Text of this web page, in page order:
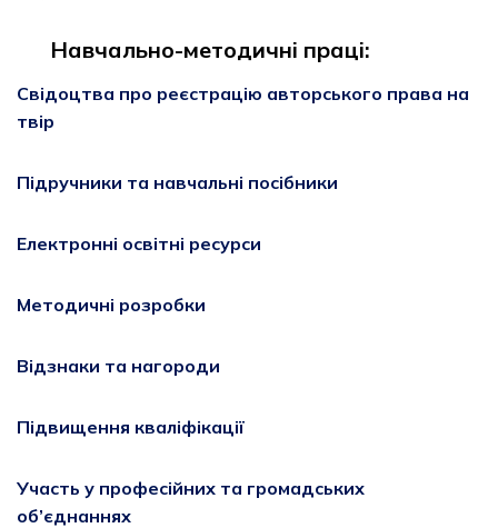
Навчально-методичні праці:
Свідоцтва про реєстрацію авторського права на
твір
Підручники та навчальні посібники
Електронні освітні ресурси
Методичні розробки
Відзнаки та нагороди
Підвищення кваліфікації
Участь у професійних та громадських
об’єднаннях